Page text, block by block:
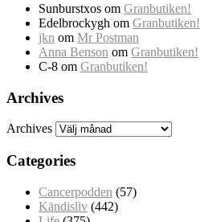
Sunburstxos om Granbutiken!
Edelbrockygh om Granbutiken!
jkn om Mr Postman
Anna Benson om Granbutiken!
C-8 om Granbutiken!
Archives
Archives
Categories
Cancerpodden (57)
Kändisliv (442)